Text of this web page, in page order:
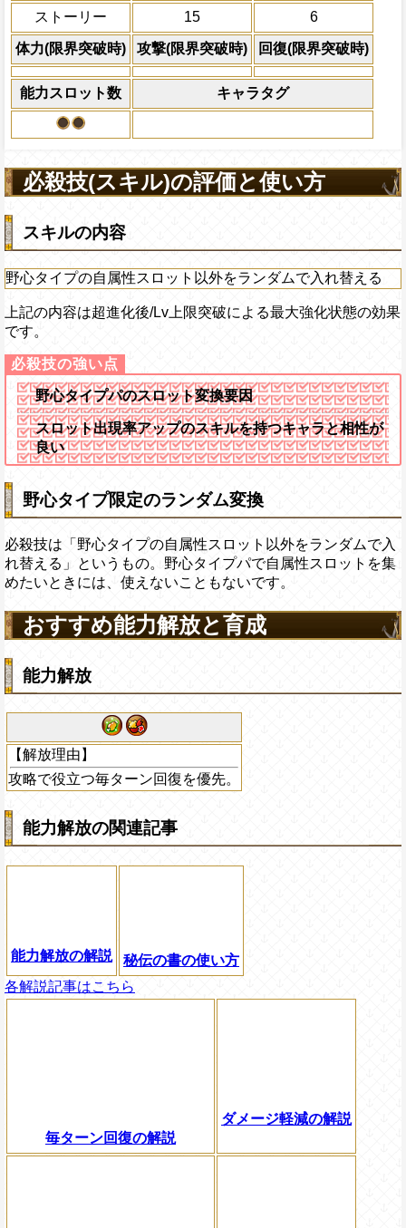
ストーリー 15 6
体力(限界突破時) 攻撃(限界突破時) 回復(限界突破時)
能力スロット数 キャラタグ
必殺技
敵1体のHPを25%減
体力の上限を無視し
×30倍の全プレイヤー
(最大体力の2倍上限
えている時、体力満
になる)、全プレイヤ
アクション
を30%下げ、打突タ
げる
必殺技(スキル)の評価と使い方
スキルの内容
野心タイプの自属性スロット以外をランダムで入れ替える
上記の内容は超進化後/Lv上限突破による最大強化状態の効果
です。
野心タイプパのスロット変換要因
スロット出現率アップのスキルを持つキャラと相性が
良い
野心タイプ限定のランダム変換
必殺技は「野心タイプの自属性スロット以外をランダムで入
れ替える」というもの。野心タイプパで自属性スロットを集
めたいときには、使えないこともないです。
おすすめ能力解放と育成
能力解放
【解放理由】
攻略で役立つ毎ターン回復を優先。
能力解放の関連記事
能力解放の解説
秘伝の書の使い方
各解説記事はこちら
毎ターン回復の解説
ダメージ軽減の解説